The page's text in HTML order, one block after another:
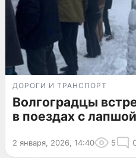
ДОРОГИ И ТРАНСПОРТ
Волгоградцы
в поездах с
2 января, 2026, 14:40 5